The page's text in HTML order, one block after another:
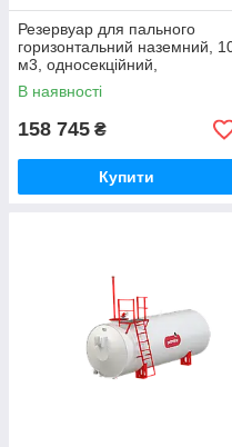
Резервуар для пального
горизонтальний наземний,
м3, односекційний,
одностінний, на ложементах,
4мм
В наявності
158 745 ₴
Купити